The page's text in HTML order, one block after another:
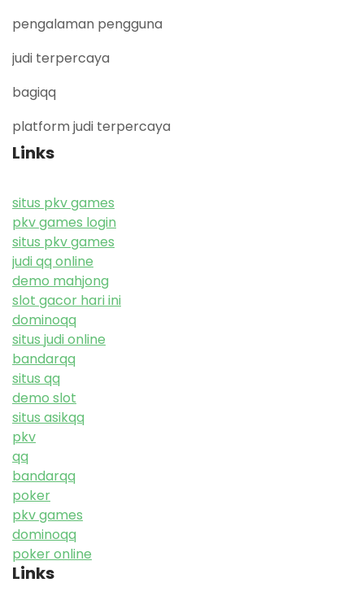
pengalaman pengguna
judi terpercaya
bagiqq
platform judi terpercaya
Links
situs pkv games
pkv games login
situs pkv games
judi qq online
demo mahjong
slot gacor hari ini
dominoqq
situs judi online
bandarqq
situs qq
demo slot
situs asikqq
pkv
qq
bandarqq
poker
pkv games
dominoqq
poker online
Links